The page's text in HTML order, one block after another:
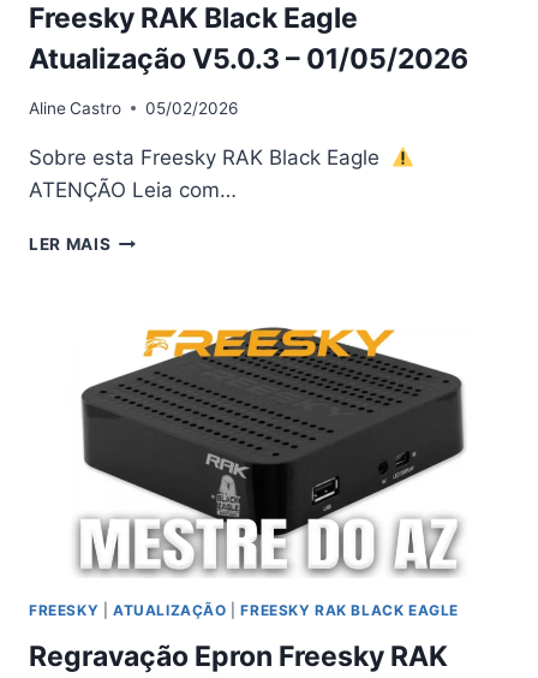
Freesky RAK Black Eagle
Atualização V5.0.3 – 01/05/2026
AlineCastro 05/02/2026
Sobre esta Freesky RAK Black Eagle
ATENÇÃO Leia com…
LER MAIS FREESKY
ATUALIZAÇÃO
V5.0.3
–
01/05/2026
FREESKY ATUALIZAÇÃO |FREESKY RAK BLACK EAGLE
Regravação Epron Freesky RAK